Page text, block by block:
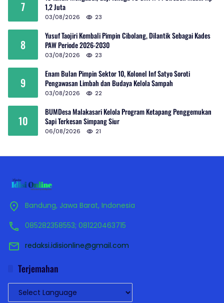
7
1,2 Juta
03/08/2026 23
8
Yusuf Taojiri Kembali Pimpin Cibolang, Dilantik Sebagai Kades
PAW Periode 2026-2030
03/08/2026 23
9
Enam Bulan Pimpin Sektor 10, Kolonel Inf Satyo Soroti
Pengawasan Limbah dan Budaya Kelola Sampah
03/08/2026 22
10
BUMDesa Malakasari Kelola Program Ketapang Penggemukan
Sapi Terkesan Simpang Siur
06/08/2026 21
Bandung, Jawa Barat, Indonesia
085282358553; 081220463715
redaksi.idisionline@gmail.com
Terjemahan